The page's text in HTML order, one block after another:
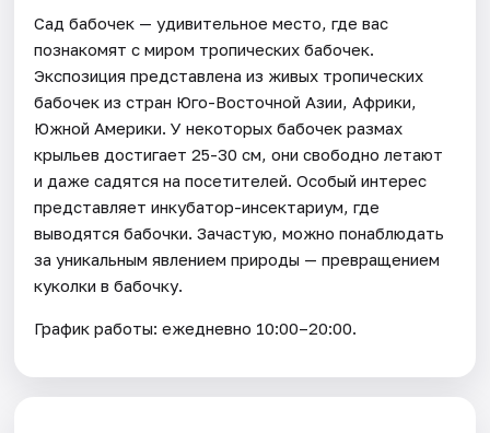
Сад бабочек — удивительное место, где вас
познакомят с миром тропических бабочек.
Экспозиция представлена из живых тропических
бабочек из стран Юго-Восточной Азии, Африки,
Южной Америки. У некоторых бабочек размах
крыльев достигает 25-30 см, они свободно летают
и даже садятся на посетителей. Особый интерес
представляет инкубатор-инсектариум, где
выводятся бабочки. Зачастую, можно понаблюдать
за уникальным явлением природы — превращением
куколки в бабочку.
График работы: ежедневно 10:00–20:00.